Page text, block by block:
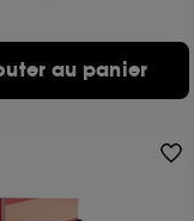
au panier